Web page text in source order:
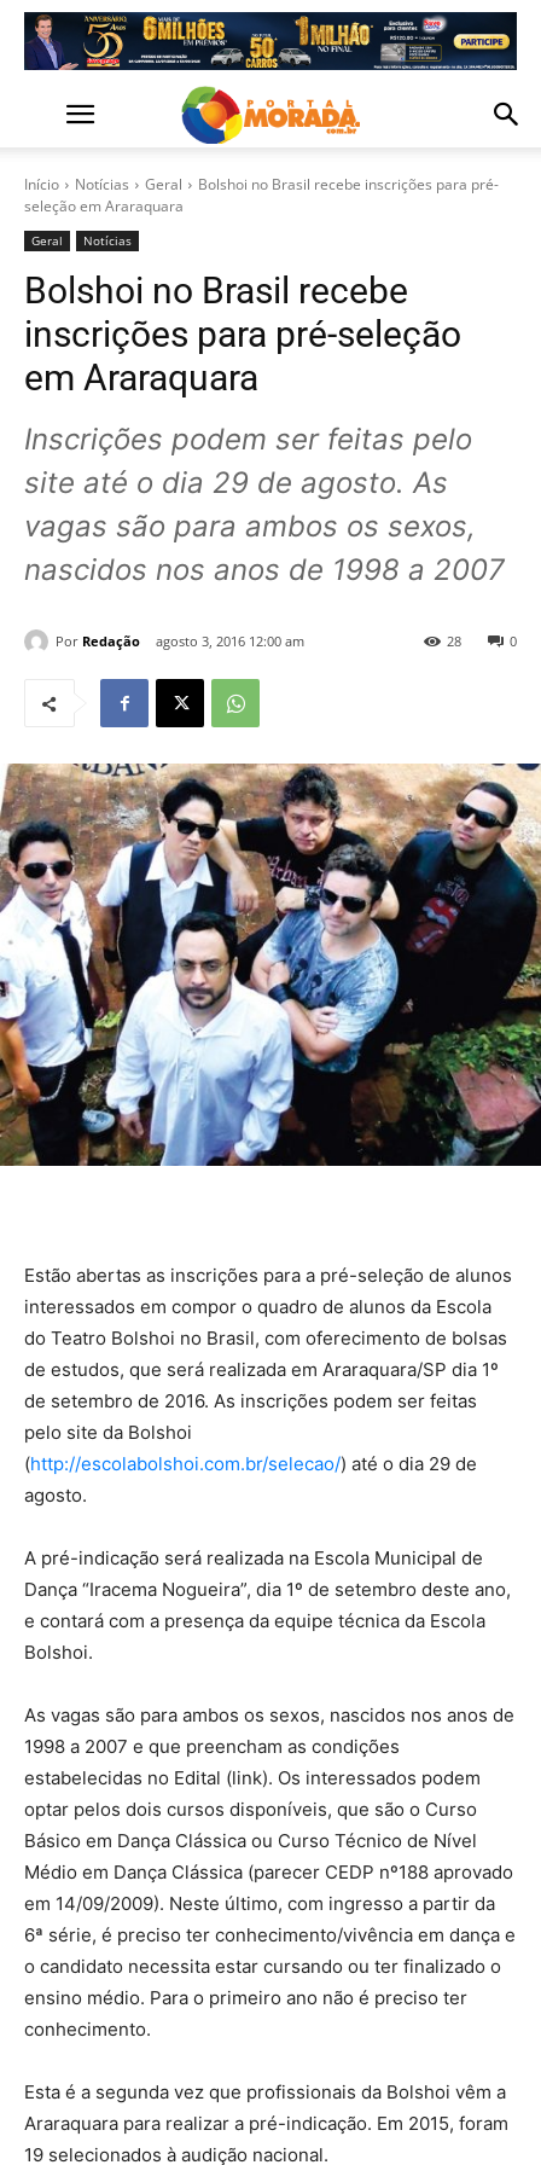
Início Notícias Geral
Bolshoi no Brasil recebe inscrições para pré-
seleção em Araraquara
Geral Notícias
Bolshoi no Brasil recebe
inscrições para pré-seleção
em Araraquara
Inscrições podem ser feitas pelo
site até o dia 29 de agosto. As
vagas são para ambos os sexos,
nascidos nos anos de 1998 a 2007
Por Redação agosto 3, 2016 12:00 am 0
28
Estão abertas as inscrições para a pré-seleção de alunos
interessados em compor o quadro de alunos da Escola
do Teatro Bolshoi no Brasil, com oferecimento de bolsas
de estudos, que será realizada em Araraquara/SP dia 1º
de setembro de 2016. As inscrições podem ser feitas
pelo site da Bolshoi
(http://escolabolshoi.com.br/selecao/) até o dia 29 de
agosto.
A pré-indicação será realizada na Escola Municipal de
Dança “Iracema Nogueira”, dia 1º de setembro deste ano,
e contará com a presença da equipe técnica da Escola
Bolshoi.
As vagas são para ambos os sexos, nascidos nos anos de
1998 a 2007 e que preencham as condições
estabelecidas no Edital (link). Os interessados podem
optar pelos dois cursos disponíveis, que são o Curso
Básico em Dança Clássica ou Curso Técnico de Nível
Médio em Dança Clássica (parecer CEDP nº188 aprovado
em 14/09/2009). Neste último, com ingresso a partir da
6ª série, é preciso ter conhecimento/vivência em dança e
o candidato necessita estar cursando ou ter finalizado o
ensino médio. Para o primeiro ano não é preciso ter
conhecimento.
Esta é a segunda vez que profissionais da Bolshoi vêm a
Araraquara para realizar a pré-indicação. Em 2015, foram
19 selecionados à audição nacional.